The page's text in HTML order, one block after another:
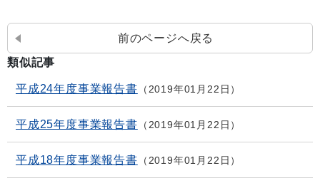
前のページへ戻る
類似記事
平成24年度事業報告書 2019年01月22日
平成25年度事業報告書 2019年01月22日
平成18年度事業報告書 2019年01月22日